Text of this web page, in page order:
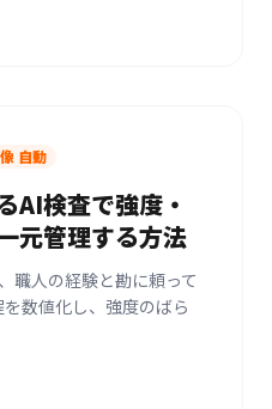
自動
AI検査で強度・
元管理する方法
職人の経験と勘に頼って
数値化し、強度のばら